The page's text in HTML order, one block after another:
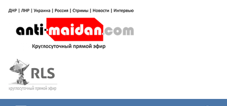
содержимому
Антимайдан: Гражданская война
на Украине
гражданской войне на Украине, включая события в Новороссии, ДНР,
ЛНР и других регионах.